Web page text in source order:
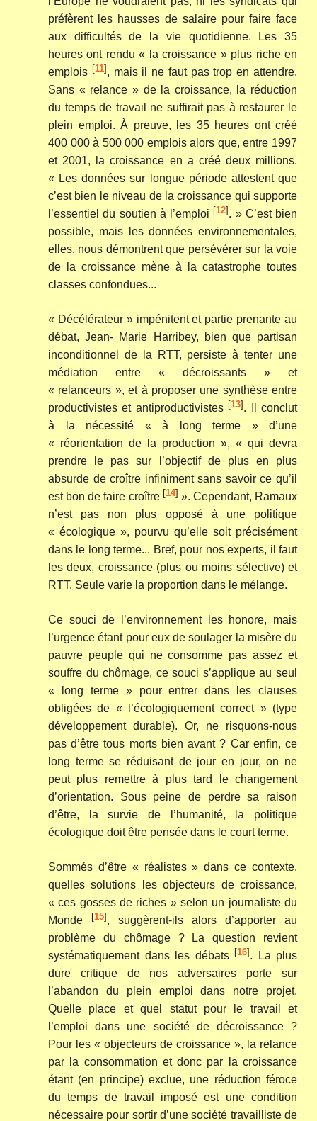
préfèrent les hausses de salaire pour faire face
aux difficultés de la vie quotidienne. Les 35
heures ont rendu « la croissance » plus riche en
emplois [11], mais il ne faut pas trop en attendre.
Sans « relance » de la croissance, la réduction
du temps de travail ne suffirait pas à restaurer le
plein emploi. À preuve, les 35 heures ont créé
400 000 à 500 000 emplois alors que, entre 1997
et 2001, la croissance en a créé deux millions.
« Les données sur longue période attestent que
c’est bien le niveau de la croissance qui supporte
l’essentiel du soutien à l’emploi [12]. » C’est bien
possible, mais les données environnementales,
elles, nous démontrent que persévérer sur la voie
de la croissance mène à la catastrophe toutes
classes confondues...
« Décélérateur » impénitent et partie prenante au
débat, Jean- Marie Harribey, bien que partisan
inconditionnel de la RTT, persiste à tenter une
médiation entre « décroissants » et
« relanceurs », et à proposer une synthèse entre
productivistes et antiproductivistes [13]. Il conclut
à la nécessité « à long terme » d’une
« réorientation de la production », « qui devra
prendre le pas sur l’objectif de plus en plus
absurde de croître infiniment sans savoir ce qu’il
est bon de faire croître [14] ». Cependant, Ramaux
n’est pas non plus opposé à une politique
« écologique », pourvu qu’elle soit précisément
dans le long terme... Bref, pour nos experts, il faut
les deux, croissance (plus ou moins sélective) et
RTT. Seule varie la proportion dans le mélange.
Ce souci de l’environnement les honore, mais
l’urgence étant pour eux de soulager la misère du
pauvre peuple qui ne consomme pas assez et
souffre du chômage, ce souci s’applique au seul
« long terme » pour entrer dans les clauses
obligées de « l’écologiquement correct » (type
développement durable). Or, ne risquons-nous
pas d’être tous morts bien avant ? Car enfin, ce
long terme se réduisant de jour en jour, on ne
peut plus remettre à plus tard le changement
d’orientation. Sous peine de perdre sa raison
d’être, la survie de l’humanité, la politique
écologique doit être pensée dans le court terme.
Sommés d’être « réalistes » dans ce contexte,
quelles solutions les objecteurs de croissance,
« ces gosses de riches » selon un journaliste du
Monde [15], suggèrent-ils alors d’apporter au
problème du chômage ? La question revient
systématiquement dans les débats [16]. La plus
dure critique de nos adversaires porte sur
l’abandon du plein emploi dans notre projet.
Quelle place et quel statut pour le travail et
l’emploi dans une société de décroissance ?
Pour les « objecteurs de croissance », la relance
par la consommation et donc par la croissance
étant (en principe) exclue, une réduction féroce
du temps de travail imposé est une condition
nécessaire pour sortir d’une société travailliste de